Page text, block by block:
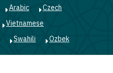
Arabic
Czech
Vietnamese
Swahili Ozbek